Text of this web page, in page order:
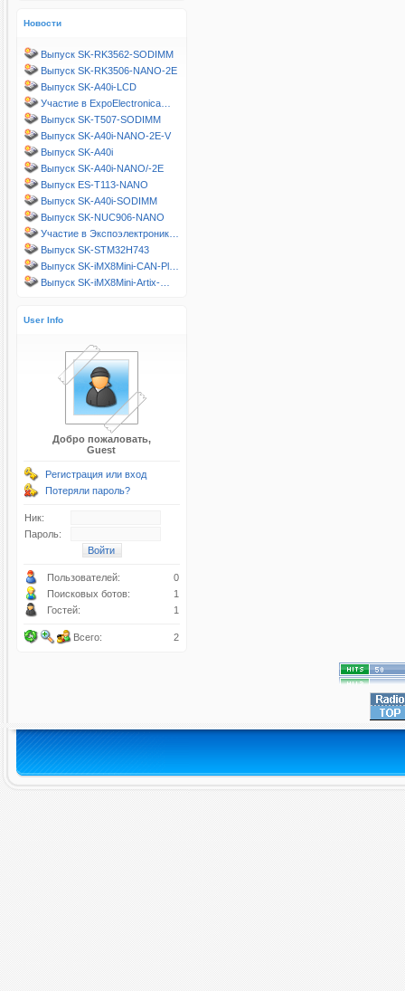
Новости
Выпуск SK-RK3562-SODIMM
Выпуск SK-RK3506-NANO-2E
Выпуск SK-A40i-LCD
Участие в ExpoElectronica…
Выпуск SK-T507-SODIMM
Выпуск SK-A40i-NANO-2E-V
Выпуск SK-A40i
Выпуск SK-A40i-NANO/-2E
Выпуск ES-T113-NANO
Выпуск SK-A40i-SODIMM
Выпуск SK-NUC906-NANO
Участие в Экспоэлектроник…
Выпуск SK-STM32H743
Выпуск SK-iMX8Mini-CAN-Pl…
Выпуск SK-iMX8Mini-Artix-…
User Info
Добро пожаловать,
Guest
Регистрация или вход
Потеряли пароль?
Ник:
Пароль:
Пользователей:
0
Поисковых ботов:
1
Гостей:
1
Всего: 2